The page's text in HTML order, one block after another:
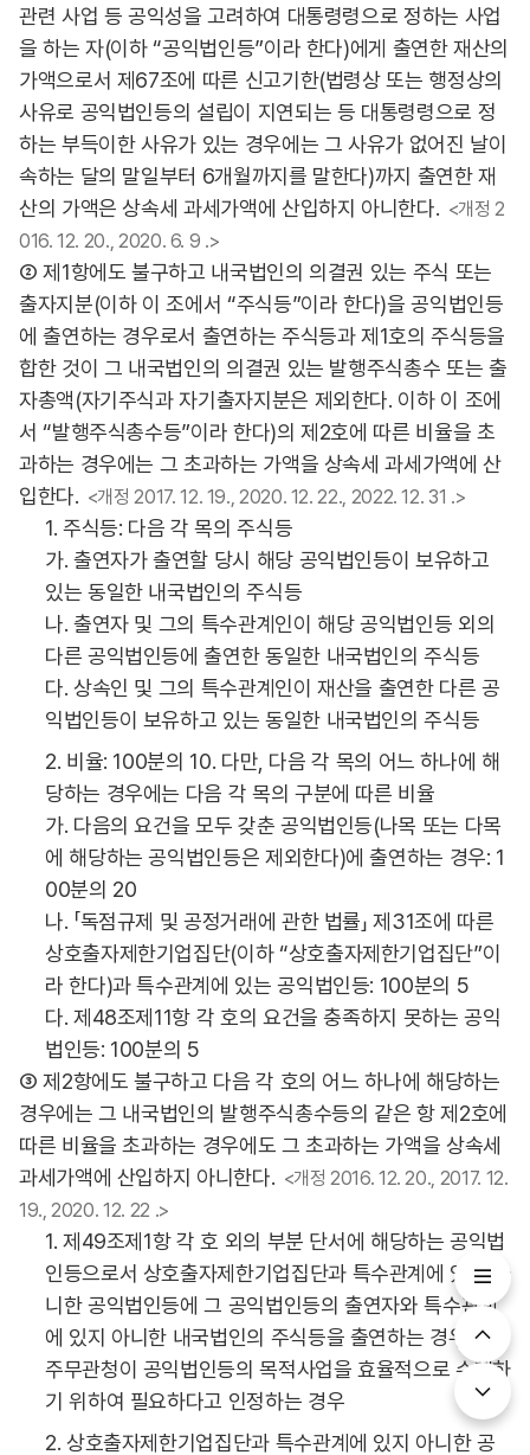
관련 사업 등 공익성을 고려하여 대통령령으로 정하는 사업
을 하는 자(이하 “공익법인등”이라 한다)에게 출연한 재산의
가액으로서 제67조에 따른 신고기한(법령상 또는 행정상의
사유로 공익법인등의 설립이 지연되는 등 대통령령으로 정
하는 부득이한 사유가 있는 경우에는 그 사유가 없어진 날이
속하는 달의 말일부터 6개월까지를 말한다)까지 출연한 재
산의 가액은 상속세 과세가액에 산입하지 아니한다. <개정 2
016. 12. 20., 2020. 6. 9 .>
② 제1항에도 불구하고 내국법인의 의결권 있는 주식 또는
출자지분(이하 이 조에서 “주식등”이라 한다)을 공익법인등
에 출연하는 경우로서 출연하는 주식등과 제1호의 주식등을
합한 것이 그 내국법인의 의결권 있는 발행주식총수 또는 출
자총액(자기주식과 자기출자지분은 제외한다. 이하 이 조에
서 “발행주식총수등”이라 한다)의 제2호에 따른 비율을 초
과하는 경우에는 그 초과하는 가액을 상속세 과세가액에 산
입한다. <개정 2017. 12. 19., 2020. 12. 22., 2022. 12. 31 .>
1. 주식등: 다음 각 목의 주식등
가. 출연자가 출연할 당시 해당 공익법인등이 보유하고
있는 동일한 내국법인의 주식등
나. 출연자 및 그의 특수관계인이 해당 공익법인등 외의
다른 공익법인등에 출연한 동일한 내국법인의 주식등
다. 상속인 및 그의 특수관계인이 재산을 출연한 다른 공
익법인등이 보유하고 있는 동일한 내국법인의 주식등
2. 비율: 100분의 10. 다만, 다음 각 목의 어느 하나에 해
당하는 경우에는 다음 각 목의 구분에 따른 비율
가. 다음의 요건을 모두 갖춘 공익법인등(나목 또는 다목
에 해당하는 공익법인등은 제외한다)에 출연하는 경우: 1
00분의 20
나. 「독점규제 및 공정거래에 관한 법률」 제31조에 따른
상호출자제한기업집단(이하 “상호출자제한기업집단”이
라 한다)과 특수관계에 있는 공익법인등: 100분의 5
다. 제48조제11항 각 호의 요건을 충족하지 못하는 공익
법인등: 100분의 5
③ 제2항에도 불구하고 다음 각 호의 어느 하나에 해당하는
경우에는 그 내국법인의 발행주식총수등의 같은 항 제2호에
따른 비율을 초과하는 경우에도 그 초과하는 가액을 상속세
과세가액에 산입하지 아니한다. <개정 2016. 12. 20., 2017. 12.
19., 2020. 12. 22 .>
1. 제49조제1항 각 호 외의 부분 단서에 해당하는 공익법
인등으로서 상호출자제한기업집단과 특수관계에 있지 아
니한 공익법인등에 그 공익법인등의 출연자와 특수관계
에 있지 아니한 내국법인의 주식등을 출연하는 경우로서
주무관청이 공익법인등의 목적사업을 효율적으로 수행하
기 위하여 필요하다고 인정하는 경우
2. 상호출자제한기업집단과 특수관계에 있지 아니한 공